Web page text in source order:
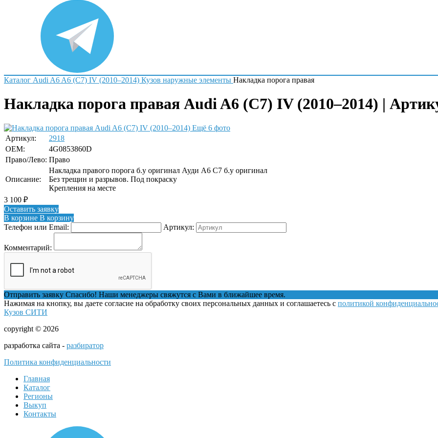
Каталог Audi A6 A6 (C7) IV (2010–2014) Кузов наружные элементы Накладка порога правая
Накладка порога правая Audi A6 (C7) IV (2010–2014) |
Ещё 6 фото
Артикул:
2918
OEM:
4G0853860D
Право/Лево: Право
Описание:
Накладка правого порога б.у оригинал Ауди А6 С7 б.у оригинал
Без трещин и разрывов. Под покраску
Крепления на месте
3 100 ₽
Оставить заявку
В корзине В корзину
Телефон или Email:
Артикул:
Комментарий:
Отправить заявку Спасибо! Наши менеджеры свяжутся с Вами в ближайшее время.
Нажимая на кнопку, вы даете согласие на обработку своих персональных данных и соглашаетесь с политикой
Кузов СИТИ
copyright © 2026
разработка сайта - разбиратор
Политика конфиденциальности
Главная
Каталог
Регионы
Выкуп
Контакты